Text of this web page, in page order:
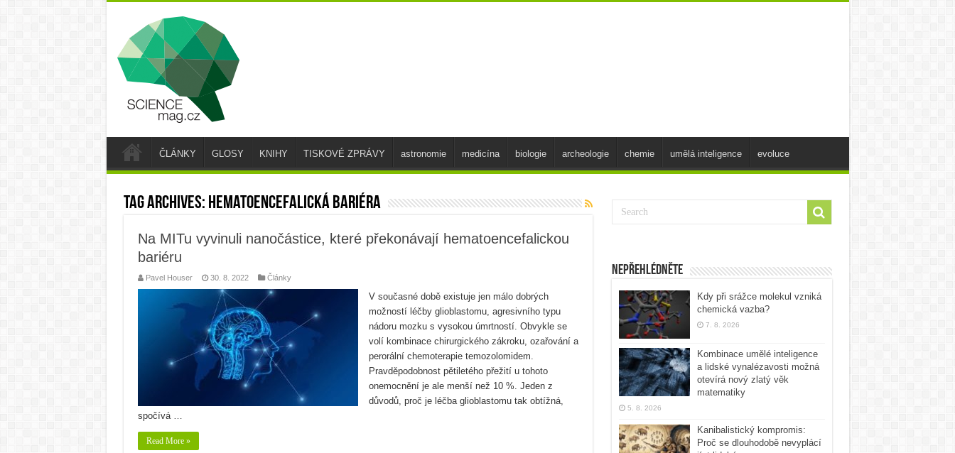
ČLÁNKY GLOSY KNIHY TISKOVÉ ZPRÁVY astronomie medicína biologie archeologie chemie umělá inteligence evoluce
Tag Archives: hematoencefalická bariéra
Na MITu vyvinuli nanočástice, které překonávají hematoencefalickou
bariéru
Pavel Houser 30. 8. 2022 Články
V současné době existuje jen málo dobrých
možností léčby glioblastomu, agresivního typu
nádoru mozku s vysokou úmrtností. Obvykle se
volí kombinace chirurgického zákroku, ozařování a
perorální chemoterapie temozolomidem.
Pravděpodobnost pětiletého přežití u tohoto
onemocnění je ale menší než 10 %. Jeden z
důvodů, proč je léčba glioblastomu tak obtížná,
spočívá …
Read More »
Nepřehlédněte
Kdy při srážce molekul vzniká
chemická vazba?
7. 8. 2026
Kombinace umělé inteligence
a lidské vynalézavosti možná
otevírá nový zlatý věk
matematiky
5. 8. 2026
Kanibalistický kompromis:
Proč se dlouhodobě nevyplácí